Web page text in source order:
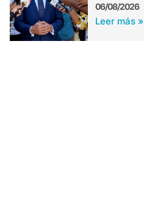
06/08/2026
Leer más »